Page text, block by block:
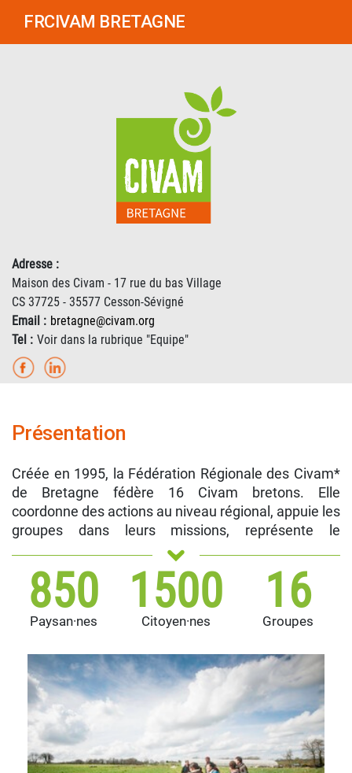
FRCIVAM BRETAGNE
Adresse :
Maison des Civam - 17 rue du bas Village
CS 37725 - 35577 Cesson-Sévigné
Email : bretagne@civam.org
Tel : Voir dans la rubrique "Equipe"
Présentation
Créée en 1995, la Fédération Régionale des Civam*
de Bretagne fédère 16 Civam bretons. Elle
coordonne des actions au niveau régional, appuie les
groupes dans leurs missions, représente le
mouvement Civam auprès des partenaires et
institutionnels de la région Bretagne et anime des
commissions thématiques avec les groupes Civam
locaux.
qui fédère le mouvement au niveau national.
Civam: Centre d’Initiatives pour Valoriser l’Agriculture et
le Milieu rural
850
Paysan·nes
1500
Citoyen·nes
16
Groupes